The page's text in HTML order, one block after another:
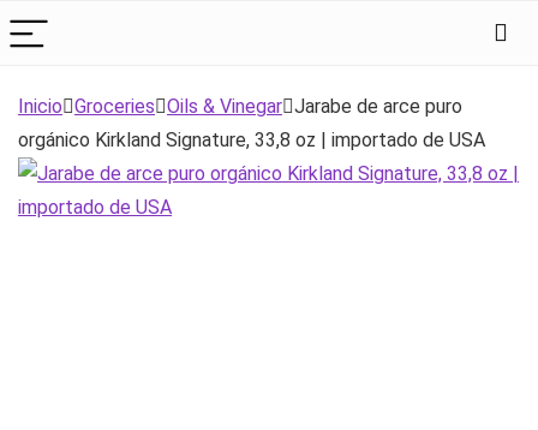
Inicio Groceries Oils & Vinegar Jarabe de arce puro
orgánico Kirkland Signature, 33,8 oz | importado de USA